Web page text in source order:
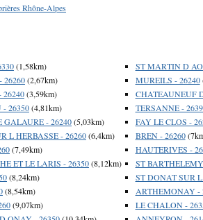
Rhône-Alpes
(1,58km)
26260(2,67km)
26240(3,59km)
26350(4,81km)
GALAURE - 26240(5,03km)
L HERBASSE - 26260(6,4km)
(7,49km)
ET LE LARIS - 26350(8,12km)
(8,24km)
(8,54km)
(9,07km)
ST MARTIN D
MUREILS - 26240
CHATEAUNEUF
TERSANNE -
FAY LE CLOS -
BREN - 26260
HAUTERIVES -
ST
ST DONAT SUR
ARTHEMONAY -
LE CHALON -